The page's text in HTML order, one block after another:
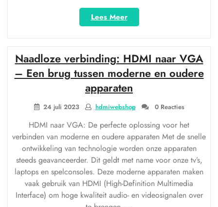
Lees Meer“Optimale
connectiviteit
met
een
HDMI
converter:
Verbinden
en
genieten!”
Naadloze verbinding: HDMI naar VGA
– Een brug tussen moderne en oudere
apparaten
24 juli 2023 hdmiwebshop 0 Reacties
HDMI naar VGA: De perfecte oplossing voor het
verbinden van moderne en oudere apparaten Met de snelle
ontwikkeling van technologie worden onze apparaten
steeds geavanceerder. Dit geldt met name voor onze tv’s,
laptops en spelconsoles. Deze moderne apparaten maken
vaak gebruik van HDMI (High-Definition Multimedia
Interface) om hoge kwaliteit audio- en videosignalen over